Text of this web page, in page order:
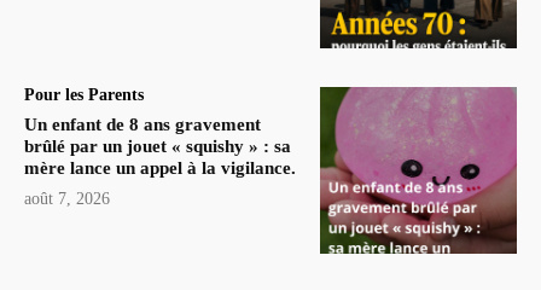
Pour les Parents
Un enfant de 8 ans gravement
brûlé par un jouet « squishy » : sa
mère lance un appel à la vigilance.
août 7, 2026